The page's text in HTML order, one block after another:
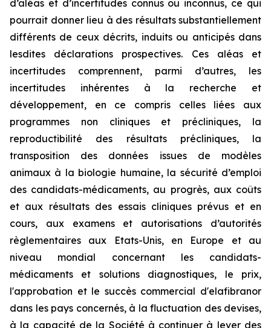
d’aléas et d’incertitudes connus ou inconnus, ce qui
pourrait donner lieu à des résultats substantiellement
différents de ceux décrits, induits ou anticipés dans
lesdites déclarations prospectives. Ces aléas et
incertitudes comprennent, parmi d’autres, les
incertitudes inhérentes à la recherche et
développement, en ce compris celles liées aux
programmes non cliniques et précliniques, la
reproductibilité des résultats précliniques, la
transposition des données issues de modèles
animaux à la biologie humaine, la sécurité d’emploi
des candidats-médicaments, au progrès, aux coûts
et aux résultats des essais cliniques prévus et en
cours, aux examens et autorisations d’autorités
règlementaires aux Etats-Unis, en Europe et au
niveau mondial concernant les candidats-
médicaments et solutions diagnostiques, le prix,
l'approbation et le succès commercial d'elafibranor
dans les pays concernés, à la fluctuation des devises,
à la capacité de la Société à continuer à lever des